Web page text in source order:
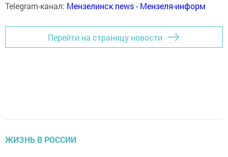
Telegram-канал: Мензелинск news - Мензеля-информ
Перейти на страницу новости
ЖИЗНЬ В РОССИИ